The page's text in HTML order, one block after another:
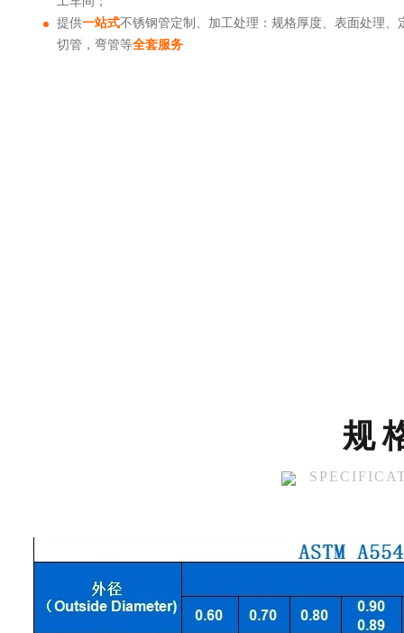
提供一站式不锈钢管定制、加工处理：规格厚度、表面处理、
切管，弯管等全套服务
规